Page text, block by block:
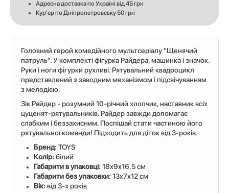
Адресна доставка по Україні від 45 грн
Кур'єр по Дніпропетровську 50 грн
Головний герой комедійного мультсеріалу "Щенячий
патруль". У комплекті фігурка Райдера, машинка і значок.
Руки і ноги фігурки рухливі. Рятувальний квадроцикл
представлений з заводним механізмом і підсвічуванням
з мелодією.
Зік Райдер - розумний 10-річний хлопчик, наставник всіх
цуценят-рятувальників. Райдер завжди допомагає
слабким і беззахисним. Поспішай стати частиною його
рятувальної команди! Підходить для діток від 3-років.
Бренд:TOYS
Колір:білий
Габарити в упаковці:18x9x16,5 см
Габарити без упаковки:13x7x12 см
Вік:від 3-х років